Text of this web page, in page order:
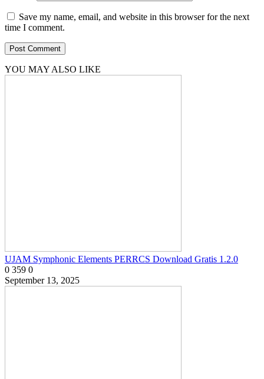
Save my name, email, and website in this browser for the next
time I comment.
YOU MAY ALSO LIKE
UJAM Symphonic Elements PERRCS Download Gratis 1.2.0
0 359 0
September 13, 2025